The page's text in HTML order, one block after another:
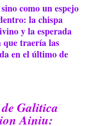
como un espejo
la chispa
y la esperada
que traería las
en el último de
Galitica
Ainiu: